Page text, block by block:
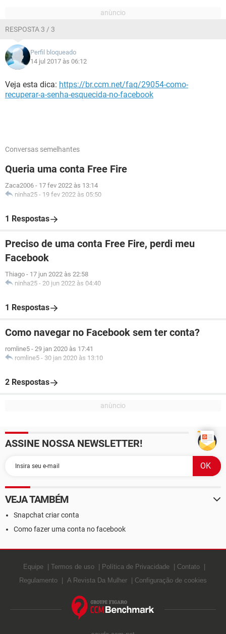
RESPOSTA 3 / 3
Perfil bloqueado
14 jul 2017 às 06:12
Veja esta dica: https://br.ccm.net/faq/29054-como-
recuperar-a-senha-esquecida-no-facebook
Conversas semelhantes
Queria uma conta Free Fire
Zaca2006 - 17 fev 2022 às 13:14
ninha25 - 19 fev 2022 às 05:50
1 Respostas
Preciso de uma conta Free Fire, perdi meu
Facebook
Thiago - 17 jun 2022 às 22:58
ninha25 - 20 jun 2022 às 04:40
1 Respostas
Como navegar no Facebook sem ter conta?
romline5 - 29 jan 2020 às 17:41
romline5 - 30 jan 2020 às 13:10
2 Respostas
ASSINE NOSSA NEWSLETTER!
VEJA TAMBÉM
Snapchat criar conta
Como fazer uma conta no facebook
Equipe Termos de uso Política de Privacidade
Contato
Regulamento
A Revista Da Mulher Configuração de cookies